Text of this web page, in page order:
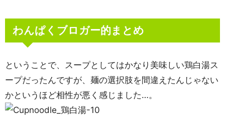
わんぱくブロガー的まとめ
ということで、スープとしてはかなり美味しい鶏白湯ス
ープだったんですが、麺の選択肢を間違えたんじゃない
かというほど相性が悪く感じました…。